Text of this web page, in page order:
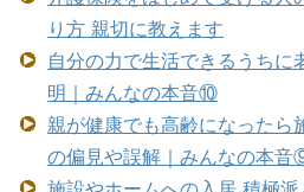
り方 親切に教えます
自分の力で生活できるうちに
明｜みんなの本音⑩
親が健康でも高齢になった
の偏見や誤解｜みんなの本